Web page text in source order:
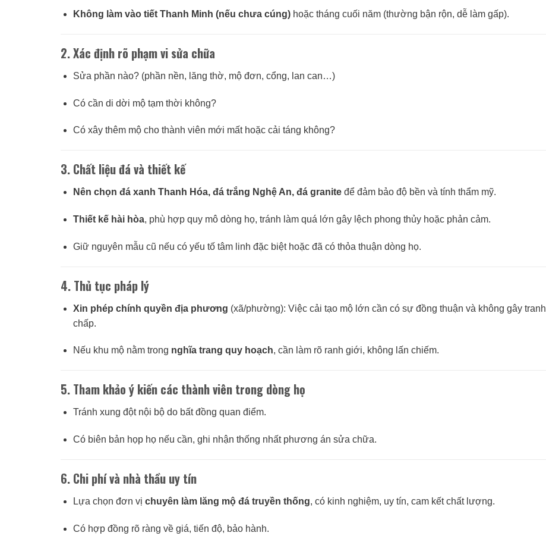
Không làm vào tiết Thanh Minh (nếu chưa cúng)hoặc tháng cuối năm (thường bận rộn, dễ làm gấp).
2.Xác định rõ phạm vi sửa chữa
Sửa phần nào? (phần nền, lăng thờ, mộ đơn, cổng, lan can…)
Có cần di dời mộ tạm thời không?
Có xây thêm mộ cho thành viên mới mất hoặc cải táng không?
3. Chất liệu đá và thiết kế
Nên chọn đá xanh Thanh Hóa, đá trắng Nghệ An, đá graniteđể đảm bảo độ bền và tính thẩm mỹ.
Thiết kế hài hòa, phù hợp quy mô dòng họ, tránh làm quá lớn gây lệch phong thủy hoặc phản cảm.
Giữ nguyên mẫu cũ nếu có yếu tố tâm linh đặc biệt hoặc đã có thỏa thuận dòng họ.
4. Thủ tục pháp lý
Xin phép chính quyền địa phương (xã/phường): Việc cải tạo mộ lớn cần có sự đồng thuận và không gây tranh
chấp.
Nếu khu mộ nằm trong nghĩa trang quy hoạch, cần làm rõ ranh giới, không lấn chiếm.
5. Tham khảo ý kiến các thành viên trong dòng họ
Tránh xung đột nội bộ do bất đồng quan điểm.
Có biên bản họp họ nếu cần, ghi nhận thống nhất phương án sửa chữa.
6. Chi phí và nhà thầu uy tín
Lựa chọn đơn vị chuyên làm lăng mộ đá truyền thống, có kinh nghiệm, uy tín, cam kết chất lượng.
Có hợp đồng rõ ràng về giá, tiến độ, bảo hành.